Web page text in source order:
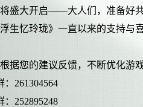
盛大开启——大人们，准备好共
生忆玲珑》一直以来的支持与
据您的建议反馈，不断优化游
：261304564
：252895248